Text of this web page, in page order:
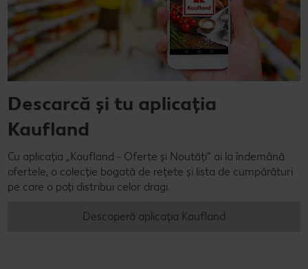
Descarcă și tu aplicația
Kaufland
Cu aplicația „Kaufland - Oferte și Noutăți” ai la îndemână
ofertele, o colecție bogată de rețete și lista de cumpărături
pe care o poți distribui celor dragi.
Descoperă aplicația Kaufland